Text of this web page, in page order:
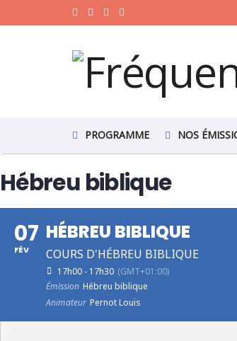
PROGRAMME NOS
Hébreu biblique
07
FÉV
HÉBREU BIBLIQUE
COURS D'HÉBREU BIBLIQUE
17h00 - 17h30 (GMT+01:00)
Émission Hébreu biblique
Animateur Pernot Louis